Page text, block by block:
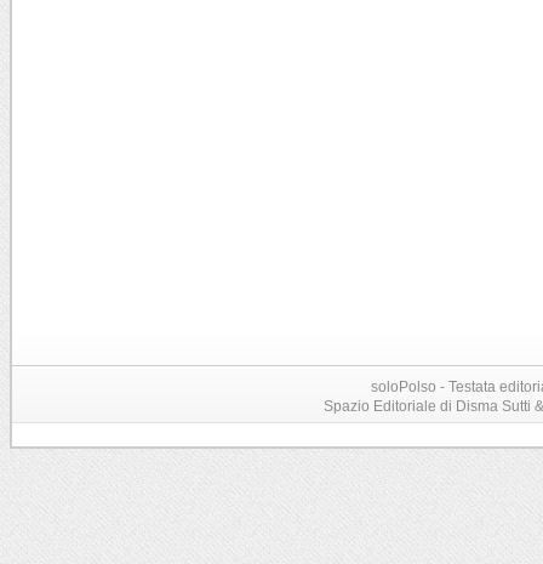
soloPolso - Testata
Spazio Editoriale di Disma Sutti